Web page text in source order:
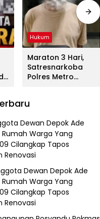
Hukum
Maraton 3 Hari,
Satresnarkoba
Polres Metro
Ganja, dan
Dewan Depok Ade
Warga Yang
Cilangkap Tapos
Renovasi
Dewan Depok Ade
Warga Yang
Cilangkap Tapos
Renovasi